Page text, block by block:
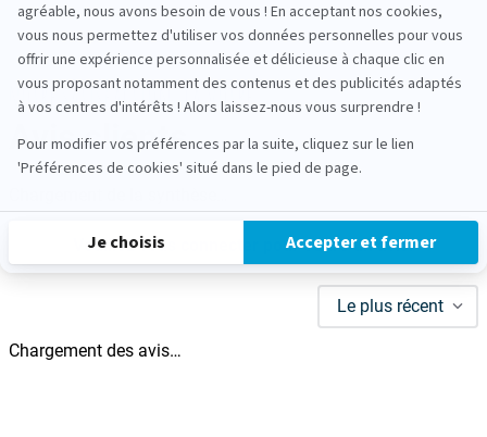
agréable, nous avons besoin de vous ! En acceptant nos cookies,
vous nous permettez d'utiliser vos données personnelles pour vous
offrir une expérience personnalisée et délicieuse à chaque clic en
vous proposant notamment des contenus et des publicités adaptés
à vos centres d'intérêts ! Alors laissez-nous vous surprendre !
Plateforme de Gestion du Consentement : Personnalisez
Pour modifier vos préférences par la suite, cliquez sur le lien
'Préférences de cookies' situé dans le pied de page.
Je choisis Accepter et fermer
Axeptio consent
Notre satisfaction, la votre
Avis clients
Veuillez vous connecter pour écrire un avis.
Le plus récent
Chargement des avis…